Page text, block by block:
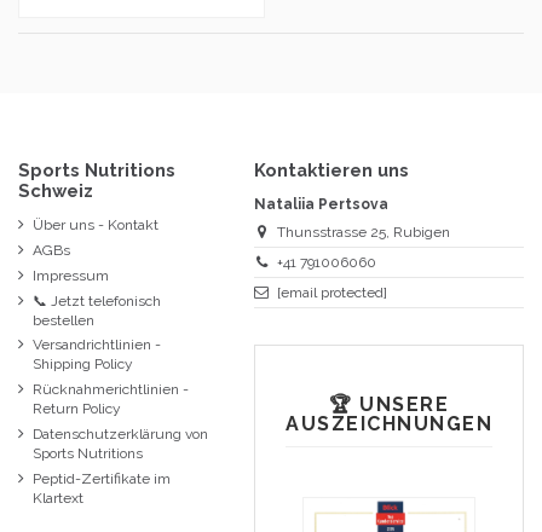
Sports Nutritions
Schweiz
Über uns - Kontakt
AGBs
Impressum
📞 Jetzt telefonisch
bestellen
Versandrichtlinien -
Shipping Policy
Rücknahmerichtlinien -
Return Policy
Datenschutzerklärung von
Sports Nutritions
Peptid-Zertifikate im
Klartext
Kontaktieren uns
Nataliia Pertsova
Thunsstrasse 25, Rubigen
+41 791006060
[email protected]
🏆 UNSERE
AUSZEICHNUNGEN